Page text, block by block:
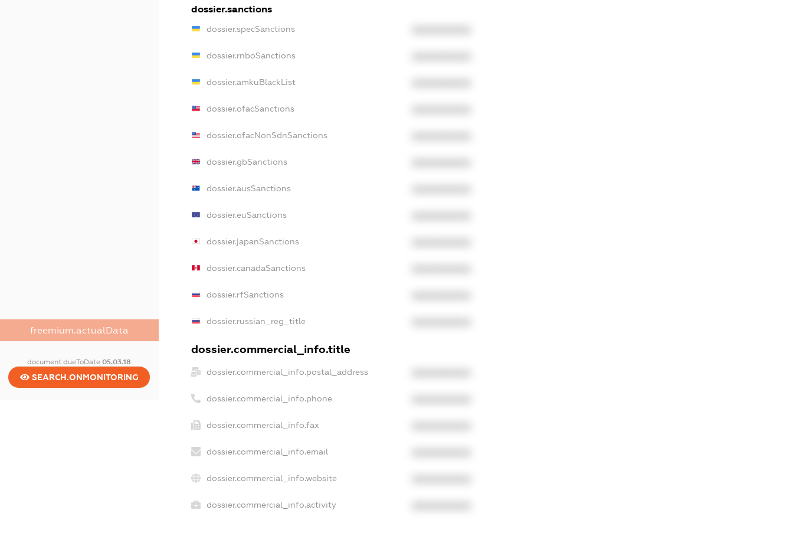
freemium.actualData
document.dueToDate05.03.18
SEARCH.ONMONITORING
dossier.sanctions
dossier.specSanctions
dossier.rnboSanctions
dossier.amkuBlackList
dossier.ofacSanctions
dossier.ofacNonSdnSanctions
dossier.gbSanctions
dossier.ausSanctions
dossier.euSanctions
dossier.japanSanctions
dossier.canadaSanctions
dossier.rfSanctions
dossier.russian_reg_title
dossier.commercial_info.title
dossier.commercial_info.postal_address
dossier.commercial_info.phone
dossier.commercial_info.fax
dossier.commercial_info.email
dossier.commercial_info.website
dossier.commercial_info.activity